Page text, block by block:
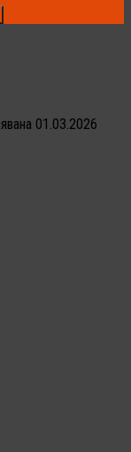
01.03.2026